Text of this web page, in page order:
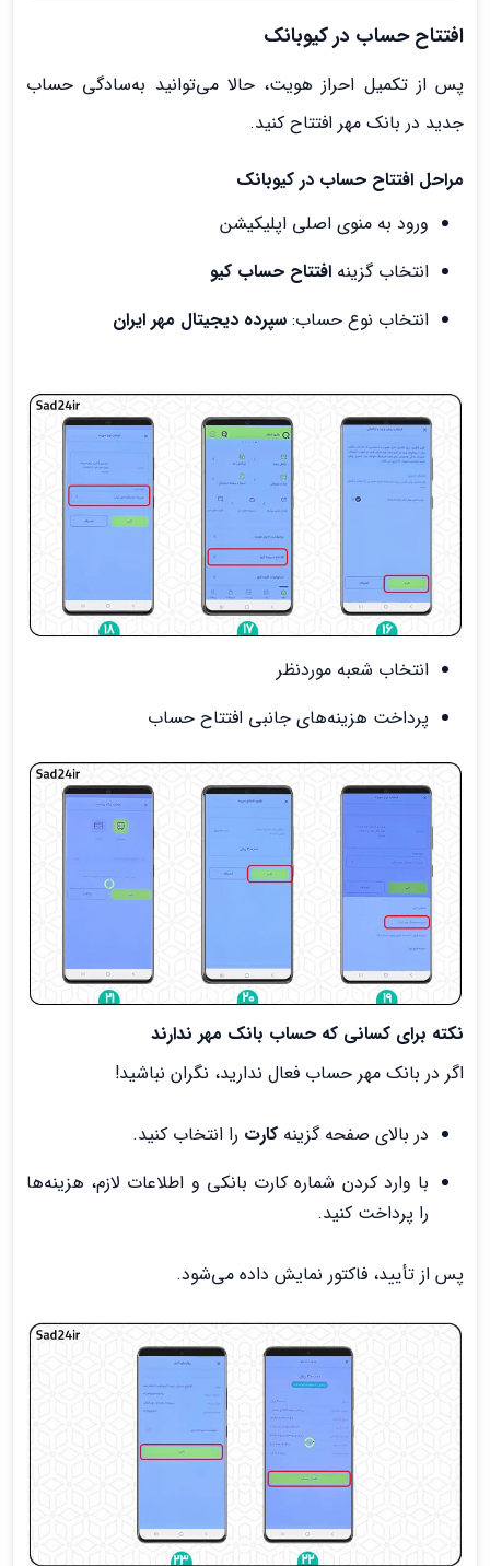
افتتاح حساب در کیوبانک
پس از تکمیل احراز هویت، حالا می‌توانید به‌سادگی حساب
جدید در بانک مهر افتتاح کنید.
مراحل افتتاح حساب در کیوبانک
ورود به منوی اصلی اپلیکیشن
انتخاب گزینه افتتاح حساب کیو
انتخاب نوع حساب: سپرده دیجیتال مهر ایران
انتخاب شعبه موردنظر
پرداخت هزینه‌های جانبی افتتاح حساب
نکته برای کسانی که حساب بانک مهر ندارند
اگر در بانک مهر حساب فعال ندارید، نگران نباشید!
در بالای صفحه گزینه کارت را انتخاب کنید.
با وارد کردن شماره کارت بانکی و اطلاعات لازم، هزینه‌ها
را پرداخت کنید.
پس از تأیید، فاکتور نمایش داده می‌شود.